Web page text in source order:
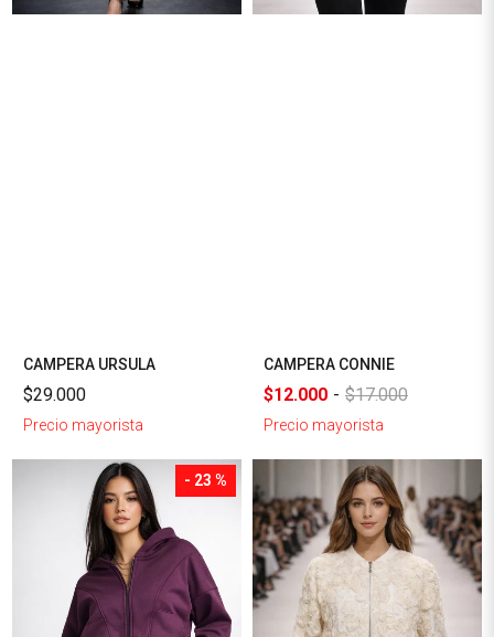
CAMPERA URSULA
$29.000
Precio mayorista
CAMPERA CONNIE
$12.000 - $17.000
Precio mayorista
- 23 %